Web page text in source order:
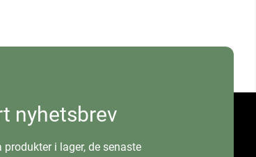
nyhetsbrev
i lager, de senaste